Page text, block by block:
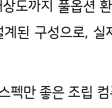
도까지 풀옵션
된 구성으로,
펙만 좋은 조립